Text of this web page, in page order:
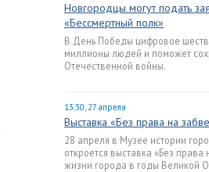
Новгородцы могут подать
«Бессмертный полк»
В День Победы цифровое
миллионы людей и поможет
Отечественной войны.
13:30, 27 апреля
Выставка «Без права на
28 апреля в Музее истории
откроется выставка «Без
жизни города в годы Великой